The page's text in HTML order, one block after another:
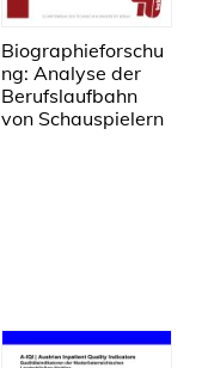
Biographieforschu
ng: Analyse der
Berufslaufbahn
von Schauspielern